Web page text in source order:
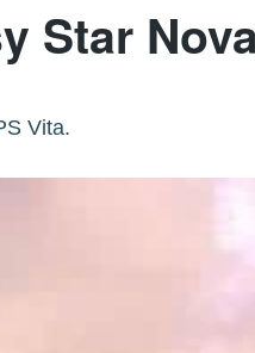
Star
Vita.